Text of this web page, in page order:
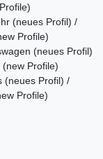
(neues Profil) /
Profile)
(neues Profil)
Profile)
(neues Profil) /
Profile)